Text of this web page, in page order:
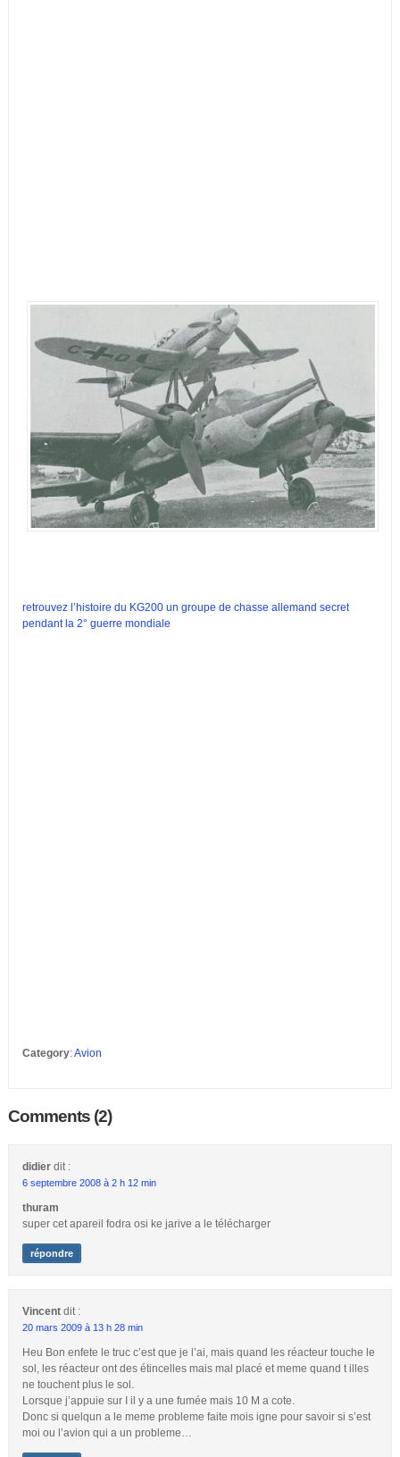
retrouvez l’histoire du KG200 un groupe de chasse allemand secret
pendant la 2° guerre mondiale
Category:Avion
Comments (2)
didier dit :
6 septembre 2008 à 2 h 12 min
thuram
super cet apareil fodra osi ke jarive a le télécharger
répondre
Vincent dit :
20 mars 2009 à 13 h 28 min
Heu Bon enfete le truc c’est que je l’ai, mais quand les réacteur touche le
sol, les réacteur ont des étincelles mais mal placé et meme quand t illes
ne touchent plus le sol.
Lorsque j’appuie sur I il y a une fumée mais 10 M a cote.
Donc si quelqun a le meme probleme faite mois igne pour savoir si s’est
moi ou l’avion qui a un probleme…